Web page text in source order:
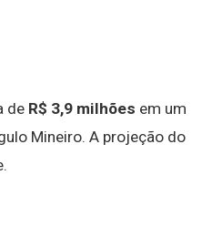
de R$ 3,9 milhões em um
Mineiro. A projeção do